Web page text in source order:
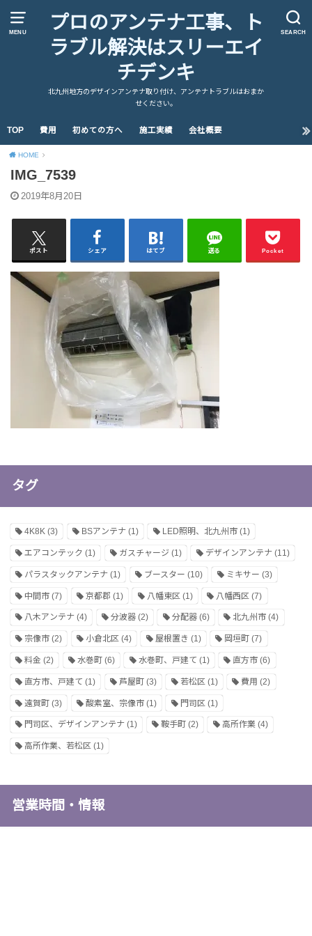
MENU SEARCH
プロのアンテナ工事、ト
ラブル解決はスリーエイ
チデンキ
北九州地方のデザインアンテナ取り付け、アンテナトラブルはおまか
せください。
TOP 費用 初めての方へ 施工実績 会社概要
HOME
IMG_7539
2019年8月20日
ポスト シェア はてブ 送る Pocket
タグ
4K8K (3) BSアンテナ(1) LED照明、北九州市(1)
エアコンテック (1) ガスチャージ (1) デザインアンテナ(11)
パラスタックアンテナ (1) ブースター (10) ミキサー (3)
中間市 (7) 京都郡 (1) 八幡東区 (1) 八幡西区 (7)
八木アンテナ (4) 分波器(2) 分配器(6) 北九州市 (4)
宗像市 (2) 小倉北区(4) 屋根置き (1) 岡垣町 (7)
料金 (2) 水巻町(6) 水巻町、戸建て (1) 直方市 (6)
直方市、戸建て (1) 芦屋町(3) 若松区 (1) 費用 (2)
遠賀町 (3) 酸素室、宗像市(1) 門司区 (1)
門司区、デザインアンテナ (1) 鞍手町(2) 高所作業(4)
高所作業、若松区 (1)
営業時間・情報